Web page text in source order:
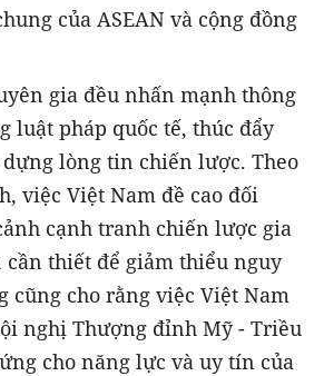
của ASEAN và cộng đồng
gia đều nhấn mạnh thông
luật pháp quốc tế, thúc đẩy
lòng tin chiến lược. Theo
việc Việt Nam đề cao đối
cạnh tranh chiến lược gia
thiết để giảm thiểu nguy
cũng cho rằng việc Việt Nam
nghị Thượng đỉnh Mỹ - Triều
cho năng lực và uy tín của